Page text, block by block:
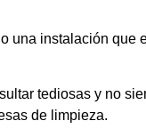
una instalación
tediosas y no
de limpieza.